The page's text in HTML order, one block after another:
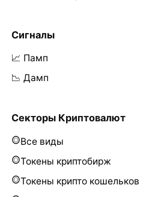
Сигналы
📈 Памп
📉 Дамп
Секторы Криптовалют
Все виды
Токены криптобирж
Токены крипто кошельков